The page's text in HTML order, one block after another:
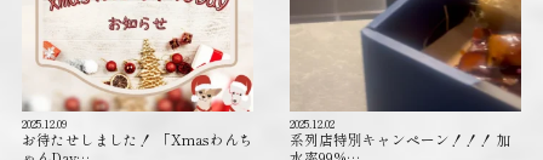
2025.12.09
お待たせしました！ 「Xmasわんち
2025.12.02
系列店特別キャンペーン！！！ 加